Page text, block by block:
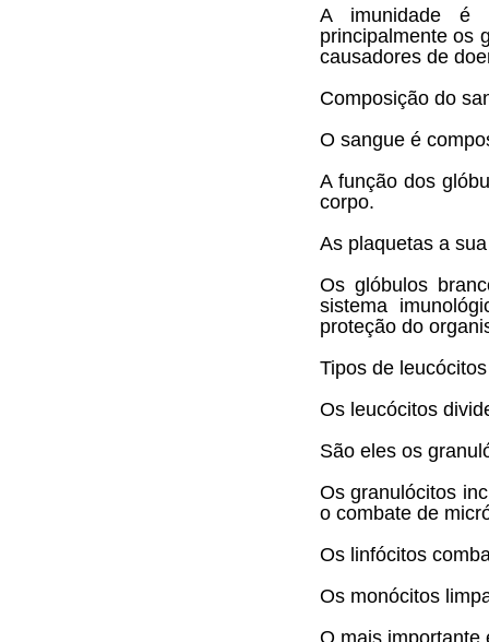
A imunidade é
principalmente os
causadores de
Composição do
O sangue é
A função dos
corpo.
As plaquetas a
Os glóbulos
sistema
proteção do
Tipos de
Os leucócitos
São eles os
Os granulócitos
o combate de
Os linfócitos
Os monócitos
O mais importante